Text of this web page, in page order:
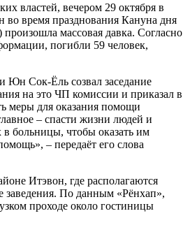
властей, вечером 29 октября в
во время празднования Кануна дня
массовая давка. Согласно
погибли 59 человек,
Сок-Ёль созвал заседание
на это ЧП комиссии и приказал в
меры для оказания помощи
– спасти жизни людей и
в больницы, чтобы оказать им
– передаёт его слова
Итэвон, где располагаются
По данным «Рёнхап»,
проходе около гостиницы